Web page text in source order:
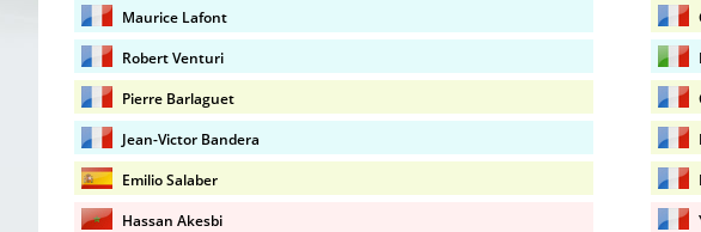
Maurice Lafont
Robert Venturi
Pierre Barlaguet
Jean-Victor Bandera
Emilio Salaber
Hassan Akesbi